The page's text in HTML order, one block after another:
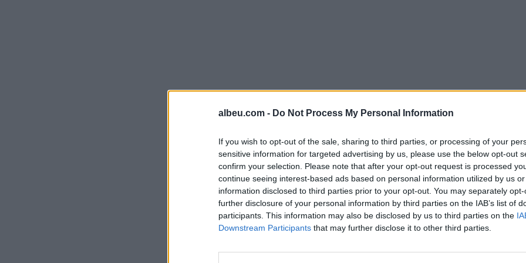
albeu.com - Do Not Process My Personal Information
If you wish to opt-out of the sale, sharing to third parties, or processing of your
sensitive information for targeted advertising by us, please use the below opt-out
confirm your selection. Please note that after your opt-out request is processed
continue seeing interest-based ads based on personal information utilized by us
information disclosed to third parties prior to your opt-out. You may separately
further disclosure of your personal information by third parties on the IAB’s list of
participants. This information may also be disclosed by us to third parties on the
Downstream Participants that may further disclose it to other third parties.